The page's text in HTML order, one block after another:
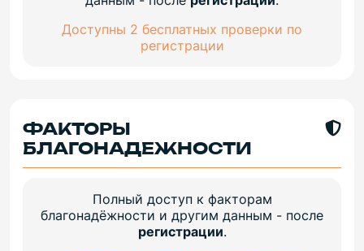
Доступны 2 бесплатных проверки по
регистрации
ФАКТОРЫ
БЛАГОНАДЕЖНОСТИ
Полный доступ к факторам
благонадёжности и другим данным - после
регистрации.